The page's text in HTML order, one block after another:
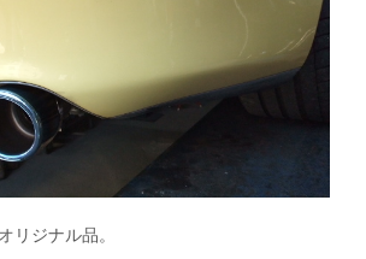
リジナル品。